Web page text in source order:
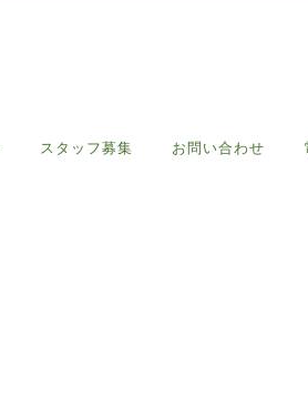
スタッフ募集 お問い合わせ